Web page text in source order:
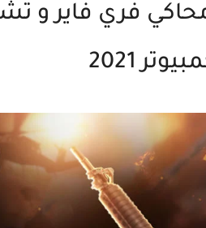
فري فاير : تحميل أفضل 4 محاكي
2021